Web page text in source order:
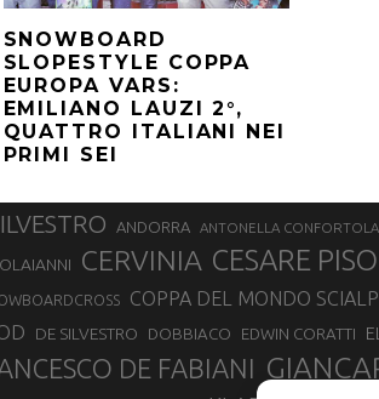
SNOWBOARD
SLOPESTYLE COPPA
EUROPA VARS:
EMILIANO LAUZI 2°,
QUATTRO ITALIANI NEI
PRIMI SEI
ANDORRA ANTONELLA CONFORTOLA
CERVINIA CESARE
COPPA DEL MONDO
DE SILVESTRO DOBBIACO EDWIN CORATTI
DE FABIANI